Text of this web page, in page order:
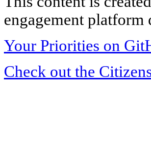
engagement
Your Priorities on
Check out the